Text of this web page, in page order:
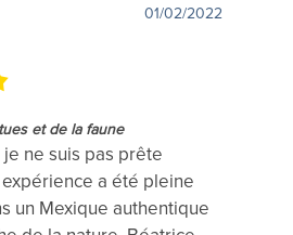
01/02/2022
et de la faune
ne suis pas prête
a été pleine
un Mexique authentique